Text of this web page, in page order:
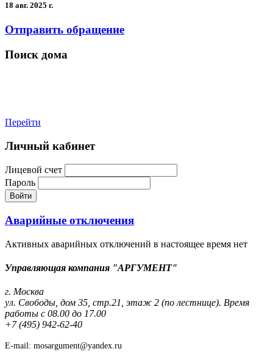
18 авг. 2025 г.
Отправить обращение
Поиск дома
Перейти
Личный кабинет
Лицевой счет
Пароль
Войти
Аварийные отключения
Активных аварийных отключений в настоящее время нет
Управляющая компания "АРГУМЕНТ"
г. Москва
ул. Свободы, дом 35, стр.21, этаж 2 (по лестнице). Время
работы с 08.00 до 17.00
+7 (495) 942-62-40
E-mail: mosargument@yandex.ru